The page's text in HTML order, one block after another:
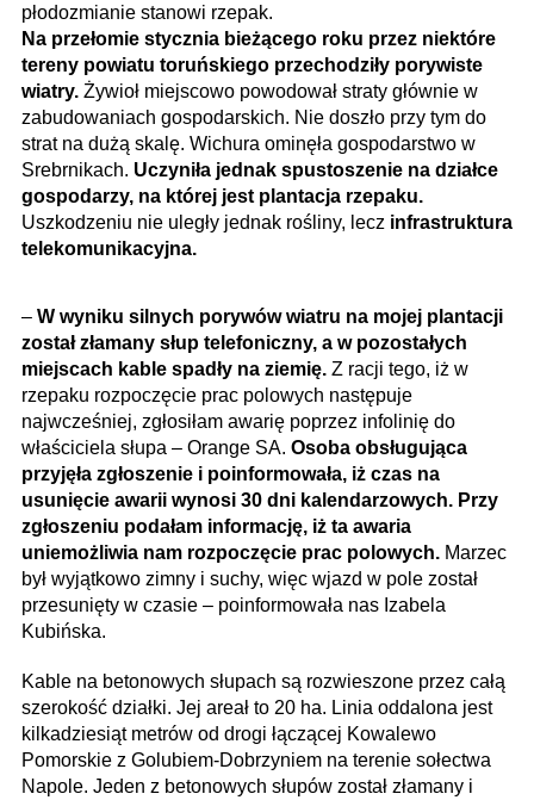
płodozmianie stanowi rzepak.
Na przełomie stycznia bieżącego roku przez niektóre
tereny powiatu toruńskiego przechodziły porywiste
wiatry. Żywioł miejscowo powodował straty głównie w
zabudowaniach gospodarskich. Nie doszło przy tym do
strat na dużą skalę. Wichura ominęła gospodarstwo w
Srebrnikach. Uczyniła jednak spustoszenie na działce
gospodarzy, na której jest plantacja rzepaku.
Uszkodzeniu nie uległy jednak rośliny, lecz infrastruktura
telekomunikacyjna.
– W wyniku silnych porywów wiatru na mojej plantacji
został złamany słup telefoniczny, a w pozostałych
miejscach kable spadły na ziemię. Z racji tego, iż w
rzepaku rozpoczęcie prac polowych następuje
najwcześniej, zgłosiłam awarię poprzez infolinię do
właściciela słupa – Orange SA. Osoba obsługująca
przyjęła zgłoszenie i poinformowała, iż czas na
usunięcie awarii wynosi 30 dni kalendarzowych. Przy
zgłoszeniu podałam informację, iż ta awaria
uniemożliwia nam rozpoczęcie prac polowych. Marzec
był wyjątkowo zimny i suchy, więc wjazd w pole został
przesunięty w czasie – poinformowała nas Izabela
Kubińska.
Kable na betonowych słupach są rozwieszone przez całą
szerokość działki. Jej areał to 20 ha. Linia oddalona jest
kilkadziesiąt metrów od drogi łączącej Kowalewo
Pomorskie z Golubiem-Dobrzyniem na terenie sołectwa
Napole. Jeden z betonowych słupów został złamany i